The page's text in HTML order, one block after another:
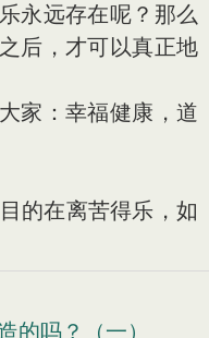
永远存在呢？那么
后，才可以真正地
：幸福健康，道
的在离苦得乐，如
的吗？（一）